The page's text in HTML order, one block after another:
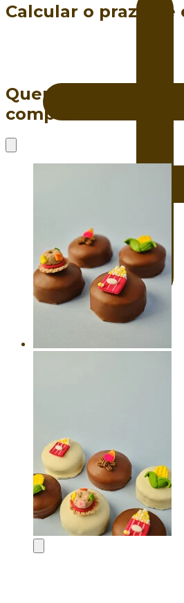
Calcular o prazo de
Quem viu este
comprou